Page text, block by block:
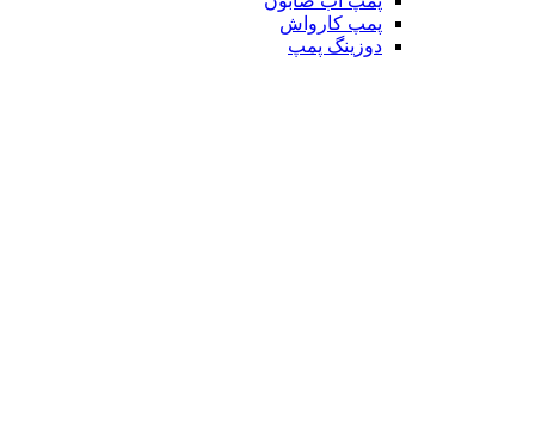
پمپ کارواش
دوزینگ پمپ